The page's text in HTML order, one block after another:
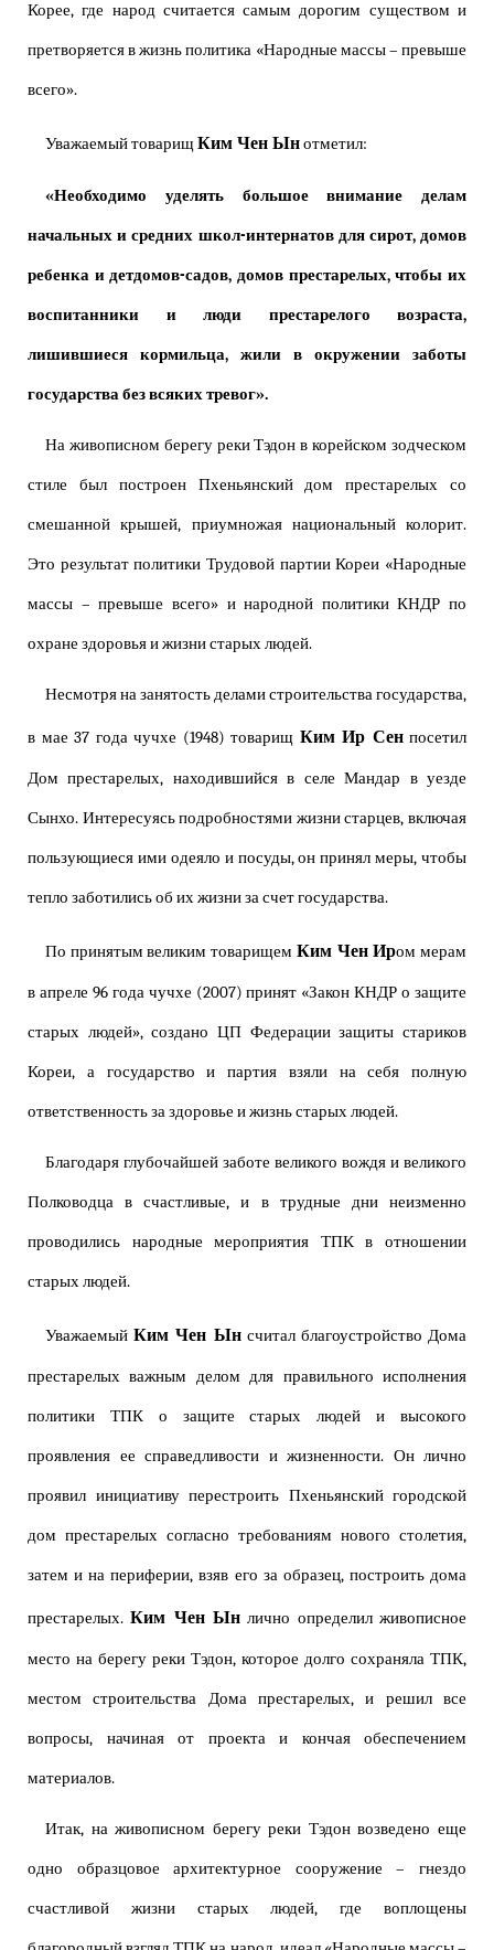
Корее, где народ считается самым дорогим существом и
претворяется в жизнь политика «Народные массы – превыше
всего».
Уважаемый товарищ Ким Чен Ынотметил:
«Необходимо уделять большое внимание делам
начальных и средних школ-интернатов для сирот, домов
ребенка и детдомов-садов, домов престарелых, чтобы их
воспитанники и люди престарелого возраста,
лишившиеся кормильца, жили в окружении заботы
государства без всяких тревог».
На живописном берегу реки Тэдон в корейском зодческом
стиле был построен Пхеньянский дом престарелых со
смешанной крышей, приумножая национальный колорит.
Это результат политики Трудовой партии Кореи «Народные
массы – превыше всего» и народной политики КНДР по
охране здоровья и жизни старых людей.
Несмотря на занятость делами строительства государства,
в мае 37 года чучхе (1948) товарищ Ким Ир Сенпосетил
Дом престарелых, находившийся в селе Мандар в уезде
Сынхо. Интересуясь подробностями жизни старцев, включая
пользующиеся ими одеяло и посуды, он принял меры, чтобы
тепло заботились об их жизни за счет государства.
По принятым великим товарищем Ким Чен Иром мерам
в апреле 96 года чучхе (2007) принят «Закон КНДР о защите
старых людей», создано ЦП Федерации защиты стариков
Кореи, а государство и партия взяли на себя полную
ответственность за здоровье и жизнь старых людей.
Благодаря глубочайшей заботе великого вождя и великого
Полководца в счастливые, и в трудные дни неизменно
проводились народные мероприятия ТПК в отношении
старых людей.
УважаемыйКим Чен Ынсчитал благоустройство Дома
престарелых важным делом для правильного исполнения
политики ТПК о защите старых людей и высокого
проявления ее справедливости и жизненности. Он лично
проявил инициативу перестроить Пхеньянский городской
дом престарелых согласно требованиям нового столетия,
затем и на периферии, взяв его за образец, построить дома
престарелых.Ким Чен Ын лично определил живописное
место на берегу реки Тэдон, которое долго сохраняла ТПК,
местом строительства Дома престарелых, и решил все
вопросы, начиная от проекта и кончая обеспечением
материалов.
Итак, на живописном берегу реки Тэдон возведено еще
одно образцовое архитектурное сооружение – гнездо
счастливой жизни старых людей, где воплощены